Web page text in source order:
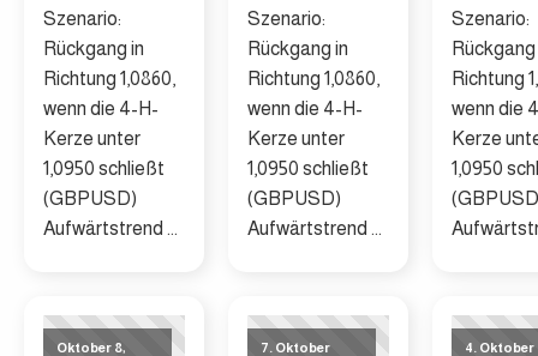
Szenario:
Rückgang in
Richtung 1,0860,
wenn die 4-H-
Kerze unter
1,0950 schließt
(GBPUSD)
Aufwärtstrend ...
Szenario:
Rückgang in
Richtung 1,0860,
wenn die 4-H-
Kerze unter
1,0950 schließt
(GBPUSD)
Aufwärtstrend ...
Szenario:
Rückgang
Richtung
wenn die
Kerze
1,0950
Oktober 8,
7. Oktober
4. Oktober